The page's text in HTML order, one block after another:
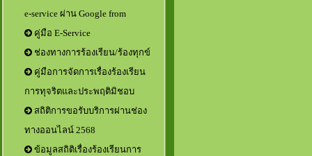
e-service ผ่าน Google from
คู่มือ E-Service
ช่องทางการร้องเรียน/ร้องทุกข์
คู่มือการจัดการเรื่องร้องเรียน
การทุจริตและประพฤติมิชอบ
สถิติการขอรับบริการผ่านช่อง
ทางออนไลน์ 2568
ข้อมูลสถิติเรื่องร้องเรียนการ